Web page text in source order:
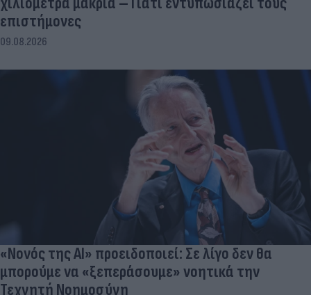
επιστήμονες
09.08.2026
«Νονός της AI» προειδοποιεί: Σε λίγο δεν θα
μπορούμε να «ξεπεράσουμε» νοητικά την
Τεχνητή Νοημοσύνη